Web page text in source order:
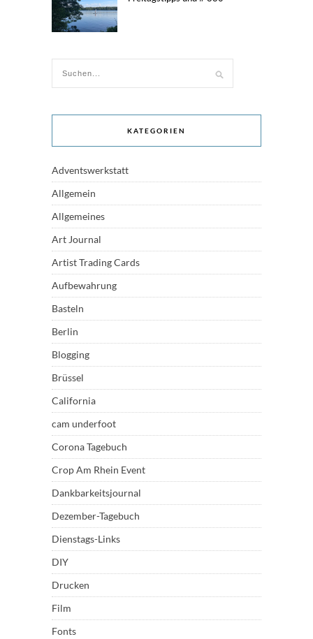
KATEGORIEN
Adventswerkstatt
Allgemein
Allgemeines
Art Journal
Artist Trading Cards
Aufbewahrung
Basteln
Berlin
Blogging
Brüssel
California
cam underfoot
Corona Tagebuch
Crop Am Rhein Event
Dankbarkeitsjournal
Dezember-Tagebuch
Dienstags-Links
DIY
Drucken
Film
Fonts